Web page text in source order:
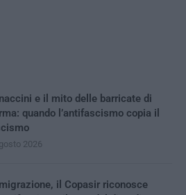
e il mito delle barricate di
quando l’antifascismo copia il
2026
il Copasir riconosce